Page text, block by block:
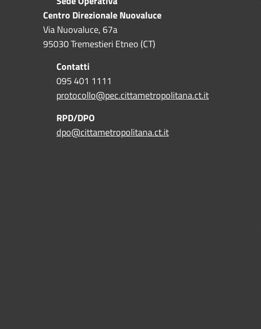
Centro Direzionale Nuovaluce
Via Nuovaluce, 67a
95030 Tremestieri Etneo (CT)
Contatti
095 401 1111
protocollo@pec.cittametropolitana.ct.it
RPD/DPO
dpo@cittametropolitana.ct.it